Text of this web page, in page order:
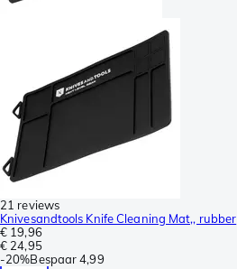
21 reviews
Knivesandtools Knife Cleaning Mat,, rubber
€ 19,96
€ 24,95
-20%Bespaar 4,99